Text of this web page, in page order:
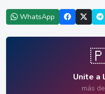
WhatsApp
Unite a
más